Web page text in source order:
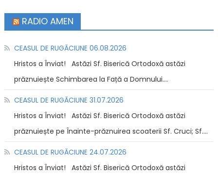
RADIO AMEN
CEASUL DE RUGĂCIUNE 06.08.2026
Hristos a Înviat! Astăzi Sf. Biserică Ortodoxă astăzi
prăznuiește Schimbarea la Față a Domnului....
CEASUL DE RUGĂCIUNE 31.07.2026
Hristos a Înviat! Astăzi Sf. Biserică Ortodoxă astăzi
prăznuiește pe Înainte-prăznuirea scoaterii Sf. Cruci; Sf....
CEASUL DE RUGĂCIUNE 24.07.2026
Hristos a Înviat! Astăzi Sf. Biserică Ortodoxă astăzi